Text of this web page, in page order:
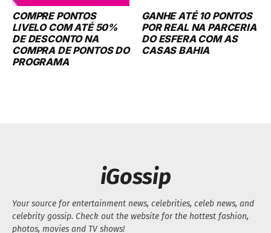
COMPRE PONTOS
LIVELO COM ATÉ 50%
DE DESCONTO NA
COMPRA DE PONTOS DO
PROGRAMA
GANHE ATÉ 10 PONTOS
POR REAL NA PARCERIA
DO ESFERA COM AS
CASAS BAHIA
iGossip
Your source for entertainment news, celebrities, celeb news, and
celebrity gossip. Check out the website for the hottest fashion,
photos, movies and TV shows!